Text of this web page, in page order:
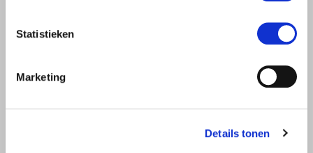
Statistieken
Marketing
Details tonen